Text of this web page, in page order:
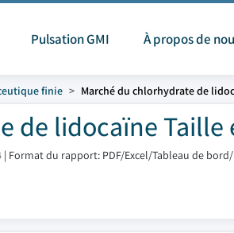
Pulsation GMI À propos de
finie Marché du chlorhydrate de
de lidocaïne Taille
| Format du rapport: PDF/Excel/Tableau de